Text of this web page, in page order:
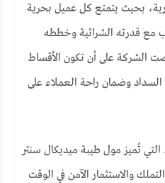
بحيث يتمتع كل عميل بحرية
مع قدرته الشرائية وخططه
الشركة على أن تكون الأقساط
وضمان راحة العملاء على
تُميز مول طيبة ميديكال سنتر
والاستثمار الآمن في الوقت